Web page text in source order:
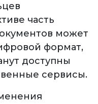
часть
может
формат,
доступны
сервисы.